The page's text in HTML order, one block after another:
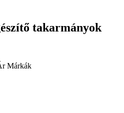
takarmányok
Márkák